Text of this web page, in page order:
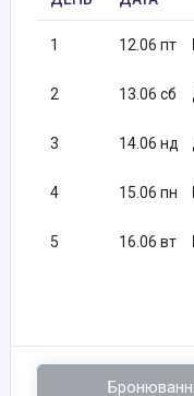
1 12.06 пт
2 13.06 сб
3 14.06 нд
4 15.06 пн
5 16.06 вт